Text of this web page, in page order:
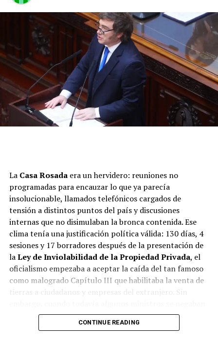
La Casa Rosada era un hervidero: reuniones no
programadas para encauzar lo que ya parecía
insolucionable, llamados telefónicos cargados de
tensión a distintos puntos del país y discusiones
internas que no disimulaban la bronca contenida. Ese
clima tenía una justificación política válida: 130 días, 4
sesiones y 17 borradores después de la presentación de
laLey de Inviolabilidad de la Propiedad Privada, el
oficialismo empezaba a aceptar la caída del tan famoso
como malogrado Capítulo III que habilitaba la venta de
tierras a ciudadanos y empresas del extranjero. Sin
a digerir esa realidad, el grito de un funcionario de
primerísimo nivel presagió el peor final.
CONTINUE READING